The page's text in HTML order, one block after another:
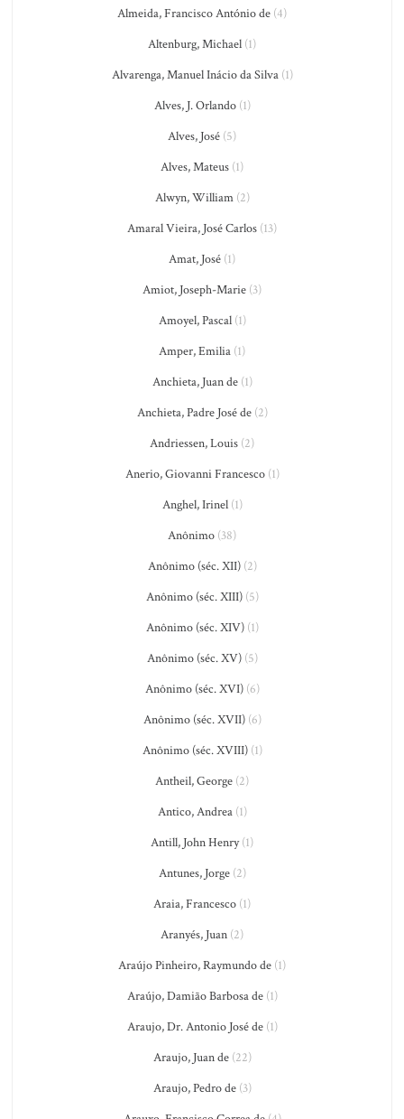
Almeida, Francisco António de (4)
Altenburg, Michael (1)
Alvarenga, Manuel Inácio da Silva(1)
Alves, J. Orlando(1)
Alves, José (5)
Alves, Mateus (1)
Alwyn, William(2)
Amaral Vieira, José Carlos (13)
Amat, José (1)
Amiot, Joseph-Marie (3)
Amoyel, Pascal(1)
Amper, Emilia (1)
Anchieta, Juan de(1)
Anchieta, Padre José de(2)
Andriessen, Louis (2)
Anerio, Giovanni Francesco(1)
Anghel, Irinel(1)
Anônimo (38)
Anônimo (séc. XII)(2)
Anônimo (séc. XIII)(5)
Anônimo (séc. XIV)(1)
Anônimo (séc. XV)(5)
Anônimo (séc. XVI)(6)
Anônimo (séc. XVII)(6)
Anônimo (séc. XVIII)(1)
Antheil, George (2)
Antico, Andrea(1)
Antill, John Henry(1)
Antunes, Jorge(2)
Araia, Francesco (1)
Aranyés, Juan (2)
Araújo Pinheiro, Raymundo de (1)
Araújo, Damião Barbosa de(1)
Araujo, Dr. Antonio José de(1)
Araujo, Juan de(22)
Araujo, Pedro de(3)